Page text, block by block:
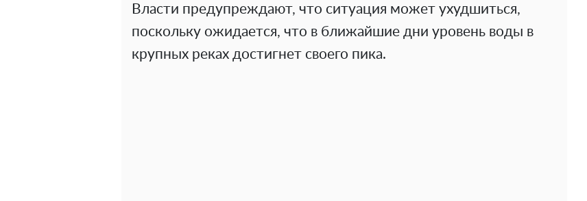
Власти предупреждают, что ситуация может ухудшиться,
поскольку ожидается, что в ближайшие дни уровень воды в
крупных реках достигнет своего пика.